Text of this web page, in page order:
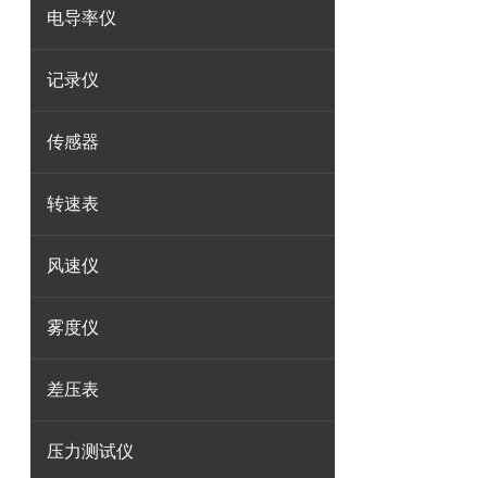
电导率仪
记录仪
传感器
转速表
风速仪
雾度仪
差压表
压力测试仪